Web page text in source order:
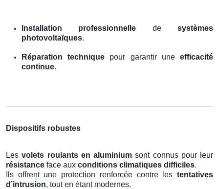
Installation professionnelle desystèmes
photovoltaïques.
Réparation technique pour garantir uneefficacité
continue.
Dispositifs robustes
Lesvolets roulants en aluminium sont connus pour leur
résistance face aux conditions climatiques difficiles.
Ils offrent une protection renforcée contre les tentatives
d’intrusion, tout en étant modernes.